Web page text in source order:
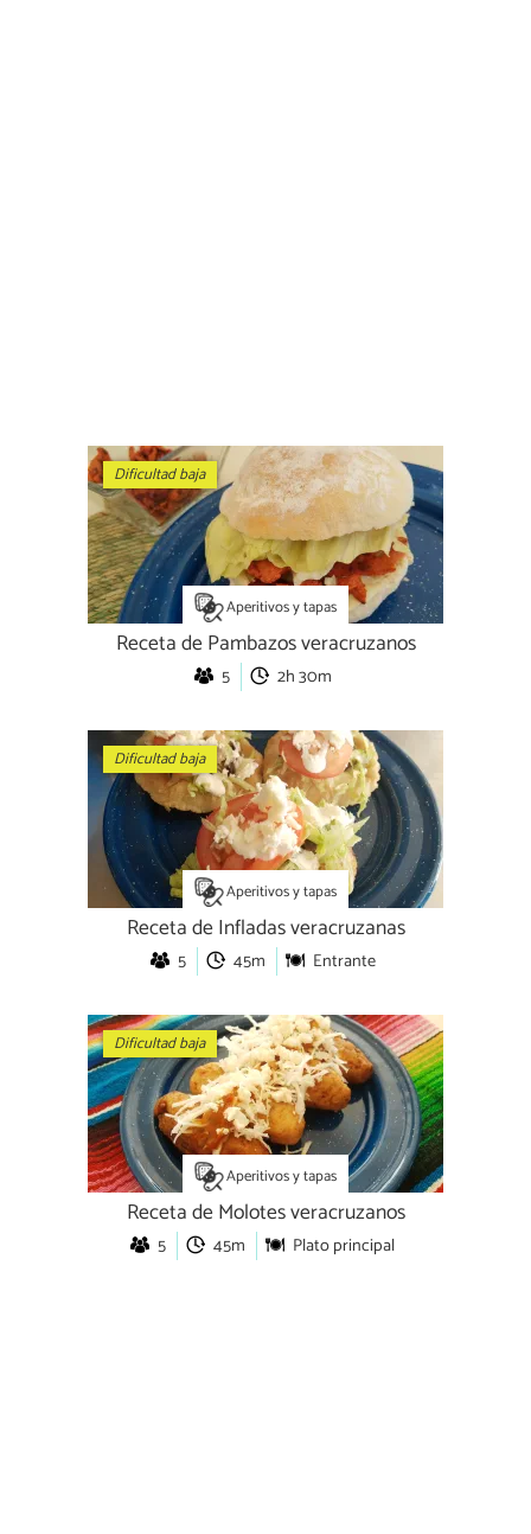
Dificultad baja
Aperitivos y tapas
Receta de Pambazos veracruzanos
5 2h 30m
Dificultad baja
Aperitivos y tapas
Receta de Infladas veracruzanas
5 45m Entrante
Dificultad baja
Aperitivos y tapas
Receta de Molotes veracruzanos
5 45m Plato principal